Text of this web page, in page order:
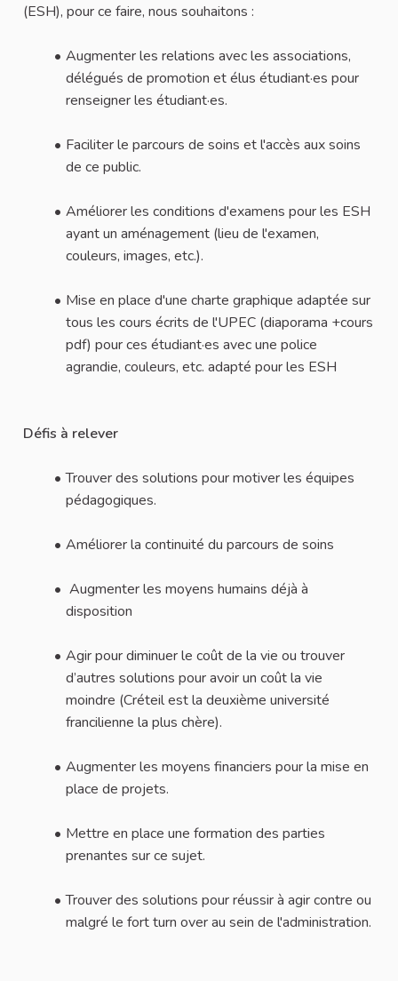
(ESH), pour ce faire, nous souhaitons :
Augmenter les relations avec les associations,
délégués de promotion et élus étudiant·es pour
renseigner les étudiant·es.
Faciliter le parcours de soins et l'accès aux soins
de ce public.
Améliorer les conditions d'examens pour les ESH
ayant un aménagement (lieu de l'examen,
couleurs, images, etc.).
Mise en place d'une charte graphique adaptée sur
tous les cours écrits de l'UPEC (diaporama +cours
pdf) pour ces étudiant·es avec une police
agrandie, couleurs, etc. adapté pour les ESH
Défis à relever
Trouver des solutions pour motiver les équipes
pédagogiques.
Améliorer la continuité du parcours de soins
Augmenter les moyens humains déjà à
disposition
Agir pour diminuer le coût de la vie ou trouver
d’autres solutions pour avoir un coût la vie
moindre (Créteil est la deuxième université
francilienne la plus chère).
Augmenter les moyens financiers pour la mise en
place de projets.
Mettre en place une formation des parties
prenantes sur ce sujet.
Trouver des solutions pour réussir à agir contre ou
malgré le fort turn over au sein de l'administration.